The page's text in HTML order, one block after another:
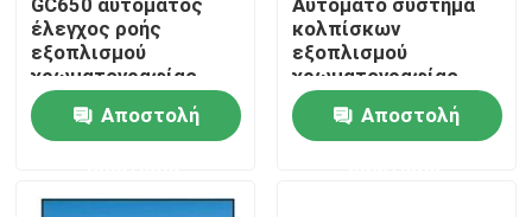
Σπίτι
Σχετικά με εμάς
Επαφές
GC650 αυτόματος
έλεγχος ροής
εξοπλισμού
χρωματογραφίας
αερίου
Αποστολή
Αυτόματο σύστημα
κολπίσκων
εξοπλισμού
χρωματογραφίας
αερίου, εξοπλισμός
ανάλυσης αερίου
GC650
Αποστολή